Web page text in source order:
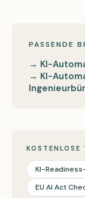
PASSENDE
→ KI-
→ KI-
KOSTENLOSE
KI-
EU AI Act